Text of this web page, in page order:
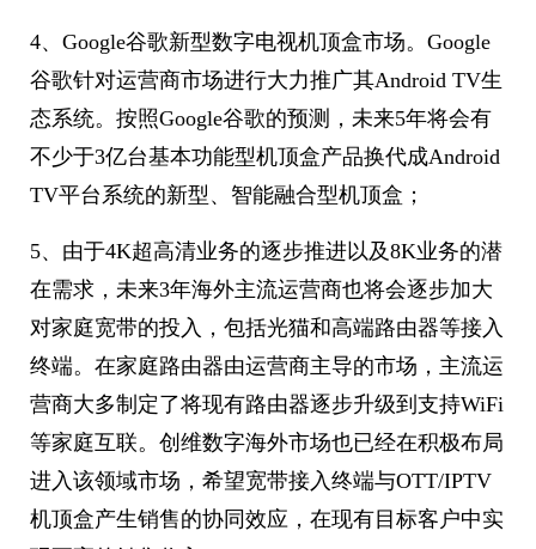
4、Google谷歌新型数字电视机顶盒市场。Google
谷歌针对运营商市场进行大力推广其Android TV生
态系统。按照Google谷歌的预测，未来5年将会有
不少于3亿台基本功能型机顶盒产品换代成Android
TV平台系统的新型、智能融合型机顶盒；
5、由于4K超高清业务的逐步推进以及8K业务的潜
在需求，未来3年海外主流运营商也将会逐步加大
对家庭宽带的投入，包括光猫和高端路由器等接入
终端。在家庭路由器由运营商主导的市场，主流运
营商大多制定了将现有路由器逐步升级到支持WiFi
等家庭互联。创维数字海外市场也已经在积极布局
进入该领域市场，希望宽带接入终端与OTT/IPTV
机顶盒产生销售的协同效应，在现有目标客户中实